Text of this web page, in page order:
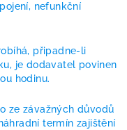
nefunkční
připadne-li
je dodavatel povinen
hodinu.
ze závažných důvodů
termín zajištění